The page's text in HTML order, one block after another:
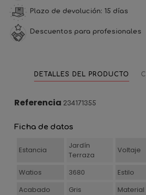
Plazo de devolución: 15 días
Descuentos para profesionales
DETALLES DEL PRODUCTO
Referencia 234171355
Ficha de datos
Estancia
Jardín
Terraza
Voltaje
Watios 3680 Estilo
Acabado
Gris Material